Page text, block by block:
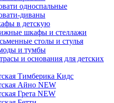
односпальные
диваны
в детскую
шкафы и стеллажи
столы и стулья
и тумбы
и основания для детских
Тимберика Кидс
Айно NEW
Грета NEW